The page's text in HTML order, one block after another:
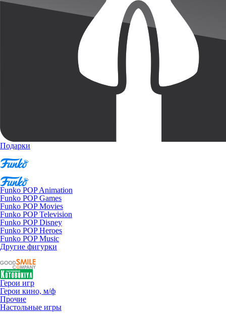
Подарки
Funko POP Animation
Funko POP Games
Funko POP Movies
Funko POP Television
Funko POP Disney
Funko POP Heroes
Funko POP Music
Другие фигурки
Герои игр
Герои кино, м/ф
Прочие
Настольные игры